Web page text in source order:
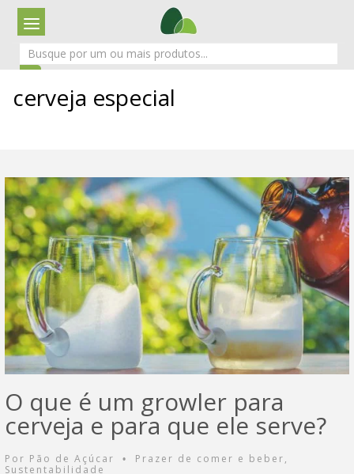
cerveja especial
O que é um growler para
cerveja e para que ele serve?
Por Pão de Açúcar • Prazer de comer e beber,
Sustentabilidade